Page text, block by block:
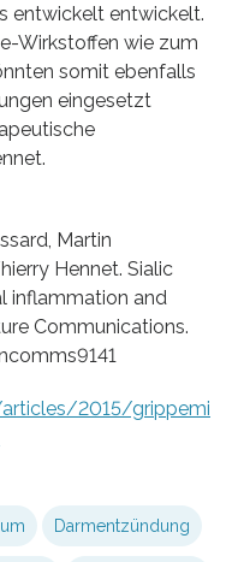
entwickelt entwickelt.
Wirkstoffen wie zum
somit ebenfalls
eingesetzt
Martin
Hennet. Sialic
inflammation and
Communications.
2015/grippemi
Darmentzündung